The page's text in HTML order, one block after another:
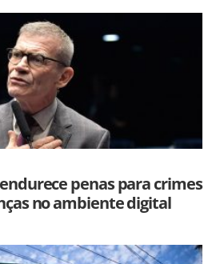
penas para crimes
no ambiente digital